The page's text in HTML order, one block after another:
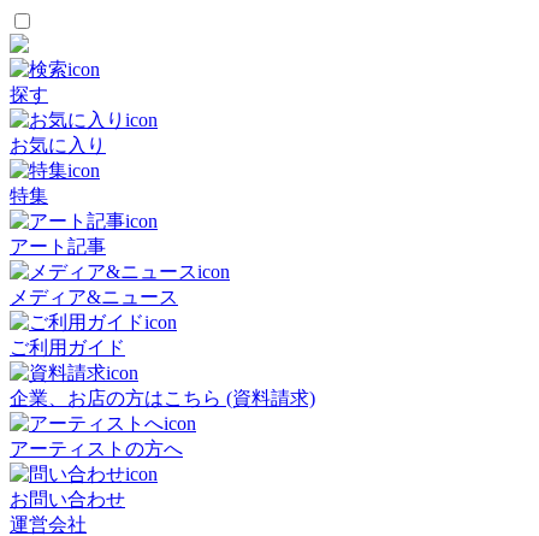
探す
お気に入り
特集
アート記事
メディア&ニュース
ご利用ガイド
企業、お店の方はこちら (資料請求)
アーティストの方へ
お問い合わせ
運営会社